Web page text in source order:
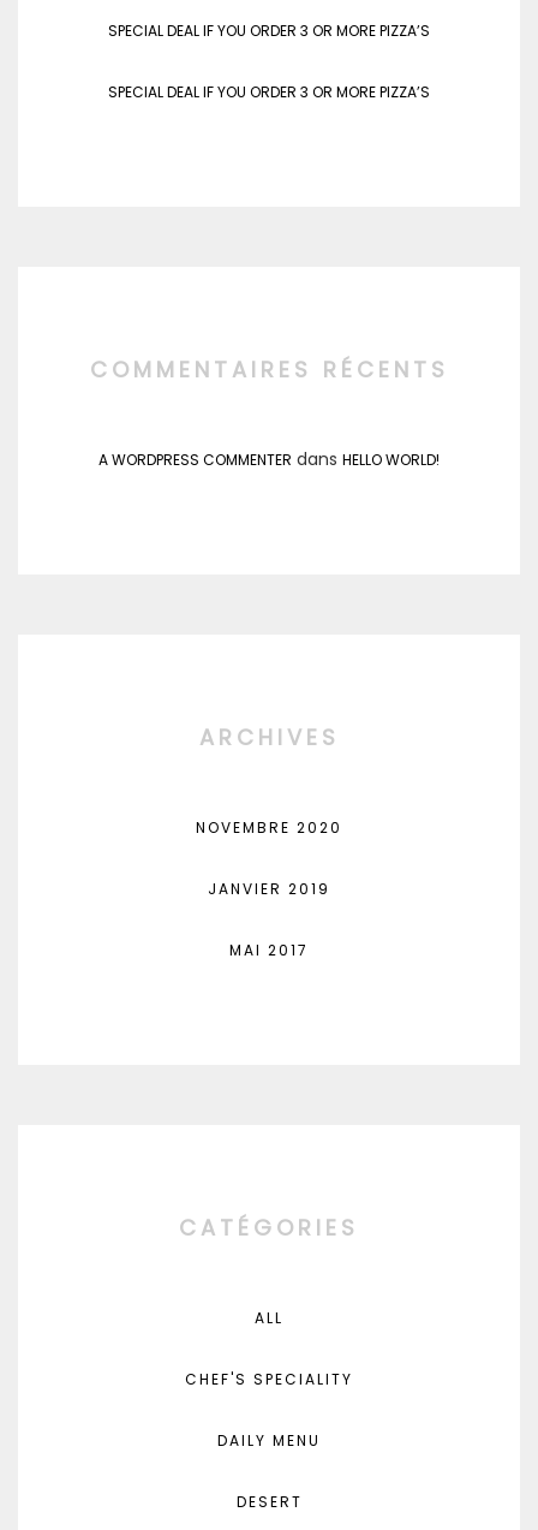
SPECIAL DEAL IF YOU ORDER 3 OR MORE PIZZA’S
SPECIAL DEAL IF YOU ORDER 3 OR MORE PIZZA’S
COMMENTAIRES RÉCENTS
A WORDPRESS COMMENTER dans HELLO WORLD!
ARCHIVES
NOVEMBRE 2020
JANVIER 2019
MAI 2017
CATÉGORIES
ALL
CHEF'S SPECIALITY
DAILY MENU
DESERT